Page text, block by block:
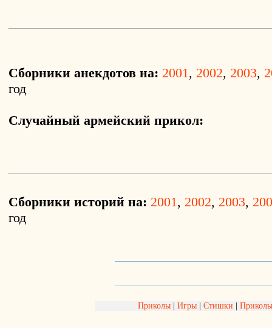
Сборники анекдотов на: 2001, 2002, 2003,
год
Случайный армейский прикол:
Сборники историй на: 2001, 2002, 2003,
год
Приколы Игры Стишки